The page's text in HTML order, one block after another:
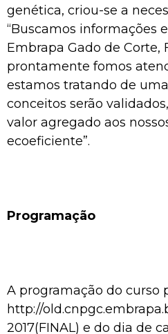
genética, criou-se a
“Buscamos informações
Embrapa Gado de Corte,
prontamente fomos
estamos tratando de
conceitos serão
valor agregado aos
ecoeficiente”.
Programação
A programação do curso
http://
2017(FINAL) e do dia de